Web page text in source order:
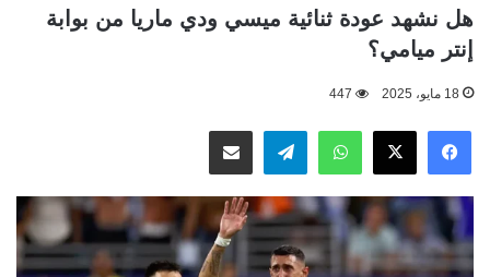
هل نشهد عودة ثنائية ميسي ودي ماريا من بوابة
إنتر ميامي؟
18 مايو، 2025 447
فيسبوك
‫X واتسابتيلقراممشاركة عبر البريد